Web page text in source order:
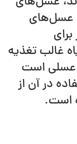
عسل‌های
غالب تغذیه
است
در آن از
است.